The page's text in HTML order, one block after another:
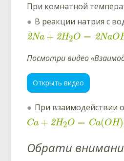
При комнатной
В реакции натрия с
2Na + 2H2O = 2
Посмотри видео
Открыть видео
При взаимодействии
Ca + 2H2O = Ca(OH)
Обрати